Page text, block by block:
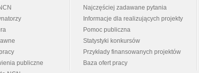
publiczne
Najczęściej zadawane pytania
Informacje dla realizujących projekty
Pomoc publiczna
Statystyki konkursów
Przykłady finansowanych projektów
Baza ofert pracy